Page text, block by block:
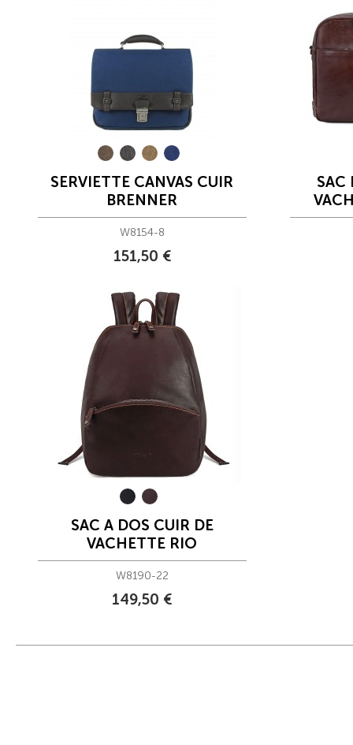
SERVIETTE CANVAS CUIR
BRENNER
W8154-8
151,50 €
SAC
SAC A DOS CUIR DE
VACHETTE RIO
W8190-22
149,50 €